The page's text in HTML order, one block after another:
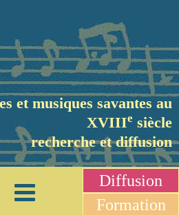
et musiques savantes au
XVIIIe siècle
recherche et diffusion
Diffusion
Formation